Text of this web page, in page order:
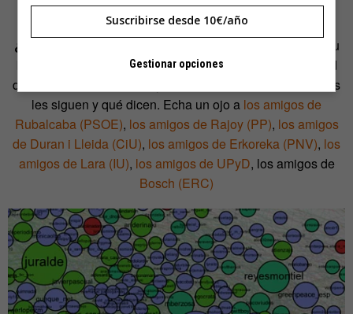
redes deberían servir para acercarse a su electorado.
¿Y les sirve de algo?
Carlos Guadián ha estudiado en su
blog K-Government sesudos seguimientos de la actividad
de los políticos en Twitter y, fundamentalmente, de quiénes
les siguen y qué dicen. Echa un ojo a los amigos de
Rubalcaba (PSOE), los amigos de Rajoy (PP), los amigos
de Duran i Lleida (CiU), los amigos de Erkoreka (PNV), los
amigos de Lara (IU), los amigos de UPyD, los amigos de
Bosch (ERC)
Suscribirse desde 10€/año
Gestionar opciones